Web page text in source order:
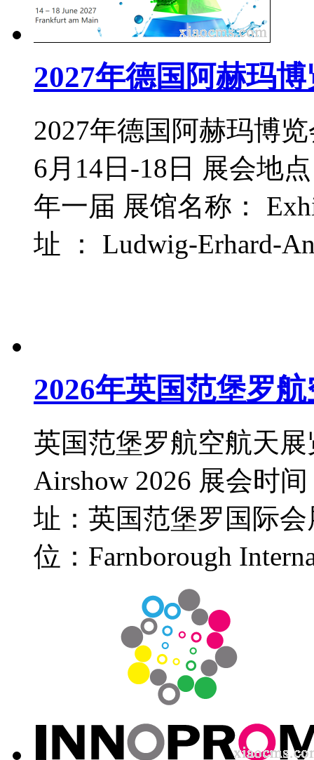
2027年德国阿赫玛
2027年德国阿赫玛博
6月14日-18日 展会地
年一届 展馆名称：
址 ： Ludwig-Erhard-
2026年英国范堡罗
英国范堡罗航空航天展
Airshow 2026 展会时
址：英国范堡罗国际
位：Farnborough